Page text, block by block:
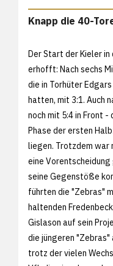
Knapp die 40-
Der Start der Kieler
erhofft: Nach sechs
die in Torhüter
hatten, mit 3:1. Auch
noch mit 5:4 in Front
Phase der ersten
liegen. Trotzdem war
eine
seine Gegenstöße
führten die "Zebras"
haltenden
Gislason auf sein
die jüngeren
trotz der vielen